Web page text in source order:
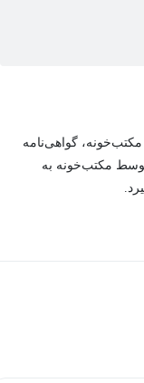
گواهی‌نامه
مکتب‌خونه به